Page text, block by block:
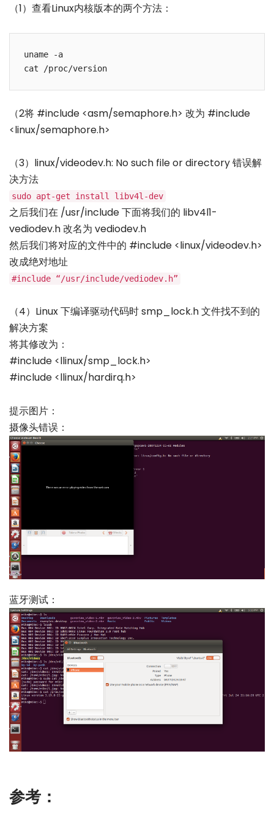
（1）查看Linux内核版本的两个方法：
uname -a
（2将 #include <asm/semaphore.h> 改为 #include
<linux/semaphore.h>
（3）linux/videodev.h: No such file or directory 错误解
决方法
sudo apt-get install libv4l-dev
之后我们在 /usr/include 下面将我们的 libv4l1-
vediodev.h 改名为 vediodev.h
然后我们将对应的文件中的 #include <linux/videodev.h>
改成绝对地址
#include “/usr/include/vediodev.h”
（4）Linux 下编译驱动代码时 smp_lock.h 文件找不到的
解决方案
将其修改为：
#include <llinux/smp_lock.h>
#include <llinux/hardirq.h>
提示图片：
摄像头错误：
蓝牙测试：
参考：